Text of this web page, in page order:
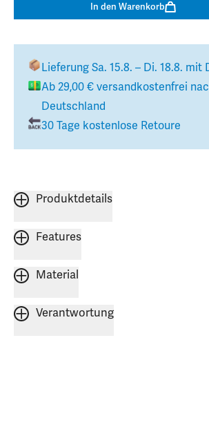
In den Warenkorb
Lieferung Sa. 15.8. – Di. 18.8. mit
Ab 29,00 € versandkostenfrei
Deutschland
30 Tage kostenlose Retoure
Produktdetails
Features
Material
Verantwortung